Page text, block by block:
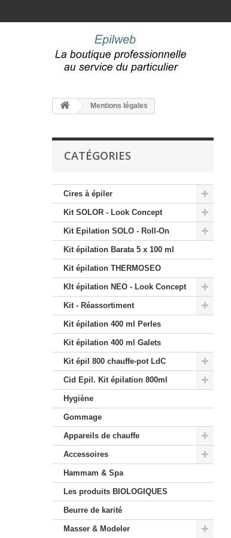
Mentions légales
CATÉGORIES
Cires à épiler
Kit SOLOR - Look Concept
Kit Epilation SOLO - Roll-On
Kit épilation Barata 5 x 100 ml
Kit épilation THERMOSEO
KIt épilation NEO - Look Concept
Kit - Réassortiment
Kit épilation 400 ml Perles
Kit épilation 400 ml Galets
Kit épil 800 chauffe-pot LdC
Cid Epil. Kit épilation 800ml
Hygiène
Gommage
Appareils de chauffe
Accessoires
Hammam & Spa
Les produits BIOLOGIQUES
Beurre de karité
Masser & Modeler